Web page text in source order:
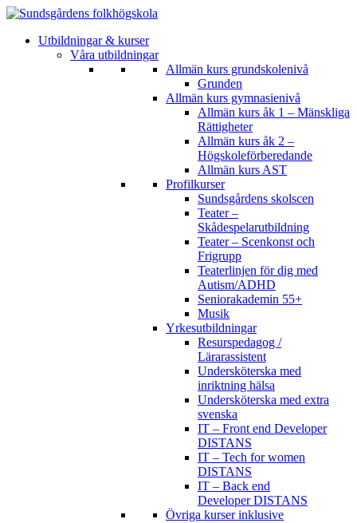
Utbildningar & kurser
Våra utbildningar
Allmän kurs grundskolenivå
Grunden
Allmän kurs gymnasienivå
Allmän kurs åk 1 – Mänskliga
Rättigheter
Allmän kurs åk 2 –
Högskoleförberedande
Allmän kurs AST
Profilkurser
Sundsgårdens skolscen
Teater –
Skådespelarutbildning
Teater – Scenkonst och
Frigrupp
Teaterlinjen för dig med
Autism/ADHD
Seniorakademin 55+
Musik
Yrkesutbildningar
Resurspedagog /
Lärarassistent
Undersköterska med
inriktning hälsa
Undersköterska med extra
svenska
IT – Front end Developer
DISTANS
IT – Tech for women
DISTANS
IT – Back end
Developer DISTANS
Övriga kurser inklusive